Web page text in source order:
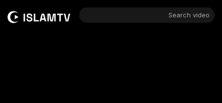
Search video